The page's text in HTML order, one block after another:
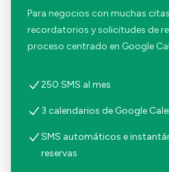
Para negocios con muchas
recordatorios y solicitudes de
proceso centrado en Google
250 SMS al mes
3 calendarios de Google
SMS automáticos e
reservas